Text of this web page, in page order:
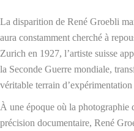
La disparition de René Groebli
aura constamment cherché à
Zurich en 1927, l’artiste suisse
la Seconde Guerre mondiale,
véritable terrain
À une époque où la photographie
précision documentaire, René